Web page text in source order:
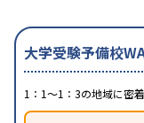
大学受験予備校
1：1～1：3の地域に密